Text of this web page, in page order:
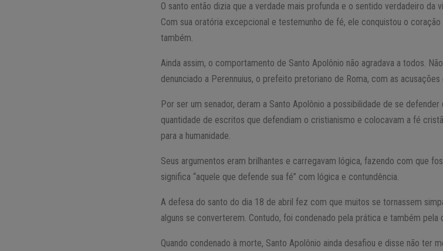
O santo então dizia que a verdade mais profunda e o sentido verdadeiro da
Com sua oratória excepcional e testemunho de fé, ele conquistou o
também.
Ainda assim, o comportamento de Santo Apolônio não agradava a todos.
denunciado a Perennuius, o prefeito pretoriano de Roma, com as
Por ser um senador, deram a Santo Apolônio a possibilidade de se
quantidade de escritos que defendiam o cristianismo e colocavam a fé
para a humanidade.
Seus argumentos eram brilhantes e carregavam lógica, fazendo com que
significa “aquele que defende sua fé” com lógica e contundência.
A defesa do santo do dia 18 de abril fez com que muitos se tornassem
alguns se converterem. Contudo, foi condenado pela prática e também pela
Quando condenado à morte, Santo Apolônio ainda desafiou e disse não ter